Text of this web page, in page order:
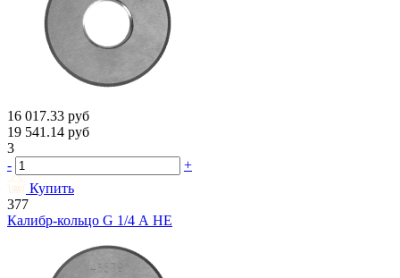
16 017.33 руб
19 541.14 руб
3
-
+
Купить
377
Калибр-кольцо G 1/4 А НЕ